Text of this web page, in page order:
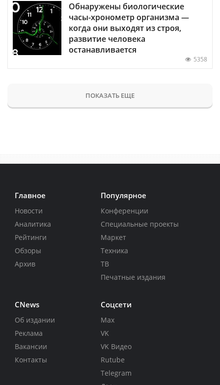
Обнаружены биологические
часы-хронометр организма —
когда они выходят из строя,
развитие человека
останавливается
5358
ПОКАЗАТЬ ЕЩЕ
Главное
Новости
Аналитика
Рейтинги
Обзоры
Архив
Популярное
Конференции
Специальные проекты
Маркет
Техника
ТВ
Печатные издания
CNews
Об издании
Реклама
Вакансии
Контакты
Соцсети
Max
VK
VK Видео
Rutube
Telegram